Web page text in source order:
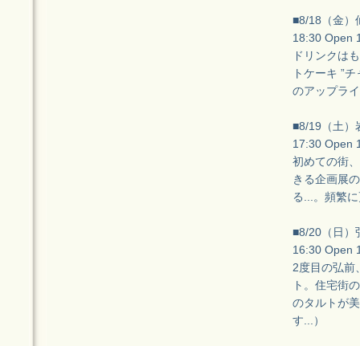
■8/18（金）
18:30 Open
ドリンクは
トケーキ ”
のアップラ
■8/19（土）
17:30 Open
初めての街
きる企画展
る...。頻繁
■8/20（日）
16:30 Open
2度目の弘前
ト。住宅街
のタルトが
す...）